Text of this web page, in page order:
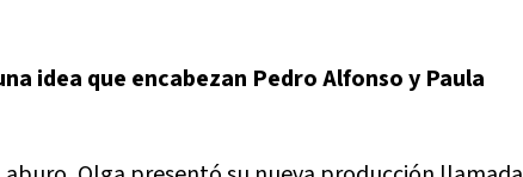
idea que encabezan Pedro Alfonso y Paula